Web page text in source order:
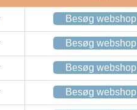
Besøg webshop
Besøg webshop
Besøg webshop
Besøg webshop